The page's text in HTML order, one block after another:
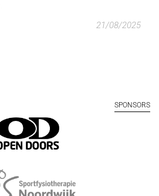
21/08/2025
SPONSORS